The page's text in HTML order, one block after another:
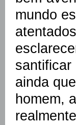
mundo
santificar
ainda
homem,